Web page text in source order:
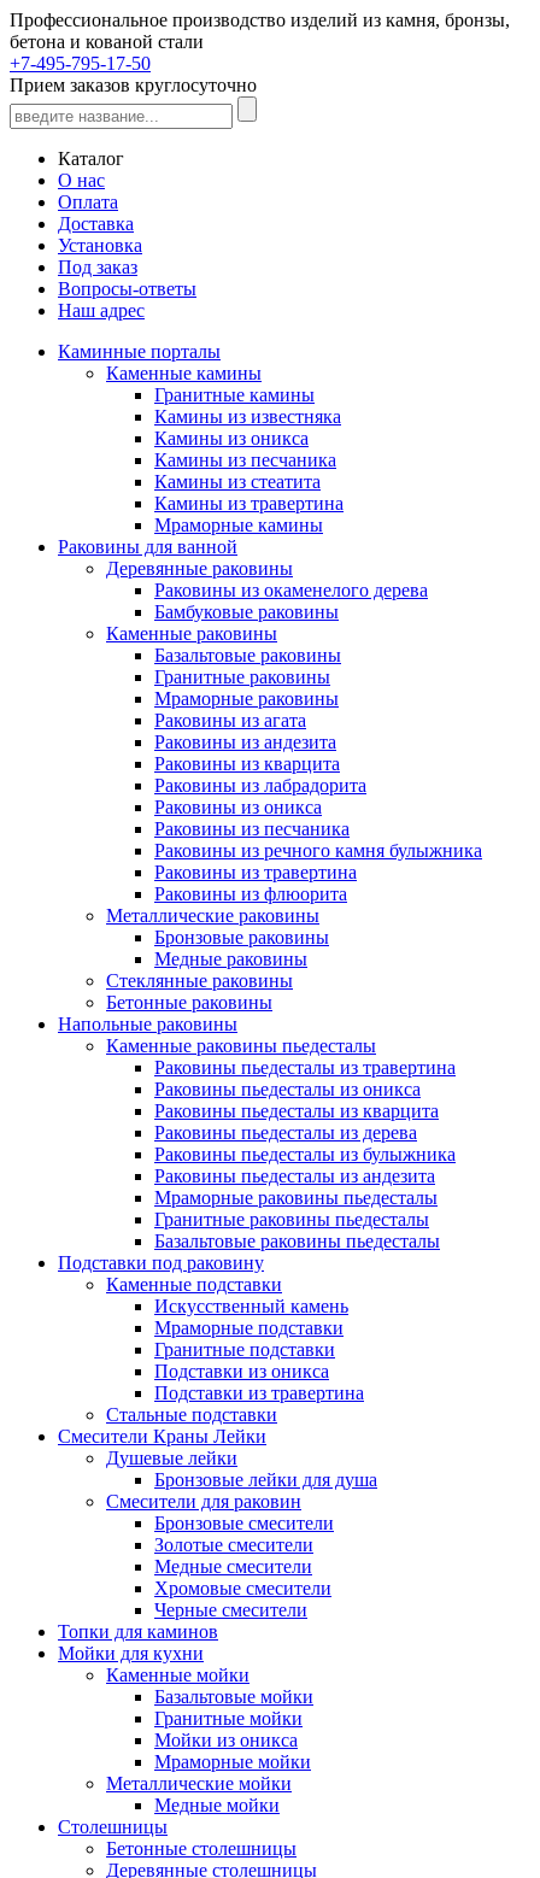
Профессиональное производство изделий из камня, бронзы,
бетона и кованой стали
+7-495-795-17-50
Прием заказов круглосуточно
Каталог
О нас
Оплата
Доставка
Установка
Под заказ
Вопросы-ответы
Наш адрес
Каминные порталы
Каменные камины
Гранитные камины
Камины из известняка
Камины из оникса
Камины из песчаника
Камины из стеатита
Камины из травертина
Мраморные камины
Раковины для ванной
Деревянные раковины
Раковины из окаменелого дерева
Бамбуковые раковины
Каменные раковины
Базальтовые раковины
Гранитные раковины
Мраморные раковины
Раковины из агата
Раковины из андезита
Раковины из кварцита
Раковины из лабрадорита
Раковины из оникса
Раковины из песчаника
Раковины из речного камня булыжника
Раковины из травертина
Раковины из флюорита
Металлические раковины
Бронзовые раковины
Медные раковины
Стеклянные раковины
Бетонные раковины
Напольные раковины
Каменные раковины пьедесталы
Раковины пьедесталы из травертина
Раковины пьедесталы из оникса
Раковины пьедесталы из кварцита
Раковины пьедесталы из дерева
Раковины пьедесталы из булыжника
Раковины пьедесталы из андезита
Мраморные раковины пьедесталы
Гранитные раковины пьедесталы
Базальтовые раковины пьедесталы
Подставки под раковину
Каменные подставки
Искусственный камень
Мраморные подставки
Гранитные подставки
Подставки из оникса
Подставки из травертина
Стальные подставки
Смесители Краны Лейки
Душевые лейки
Бронзовые лейки для душа
Смесители для раковин
Бронзовые смесители
Золотые смесители
Медные смесители
Хромовые смесители
Черные смесители
Топки для каминов
Мойки для кухни
Каменные мойки
Базальтовые мойки
Гранитные мойки
Мойки из оникса
Мраморные мойки
Металлические мойки
Медные мойки
Столешницы
Бетонные столешницы
Деревянные столешницы